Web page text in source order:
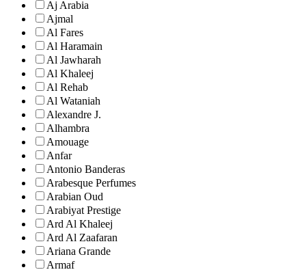
Aj Arabia
Ajmal
Al Fares
Al Haramain
Al Jawharah
Al Khaleej
Al Rehab
Al Wataniah
Alexandre J.
Alhambra
Amouage
Anfar
Antonio Banderas
Arabesque Perfumes
Arabian Oud
Arabiyat Prestige
Ard Al Khaleej
Ard Al Zaafaran
Ariana Grande
Armaf